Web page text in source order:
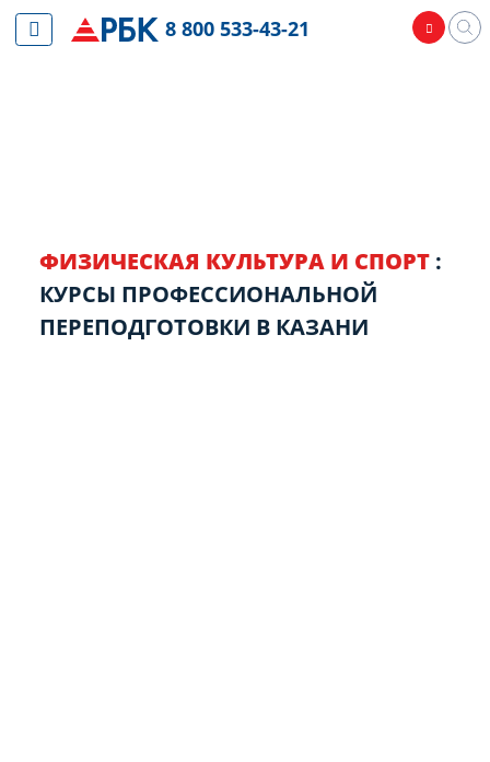
ФИЗИЧЕСКАЯ КУЛЬТУРА И СПОРТ :
КУРСЫ ПРОФЕССИОНАЛЬНОЙ
ПЕРЕПОДГОТОВКИ В КАЗАНИ
8 800 533-43-21